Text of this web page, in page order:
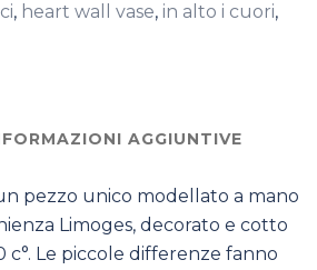
, heart wall vase, in alto i cuori,
AGGIUNTIVE
pezzo unico modellato a mano
Limoges, decorato e cotto
c°. Le piccole differenze fanno